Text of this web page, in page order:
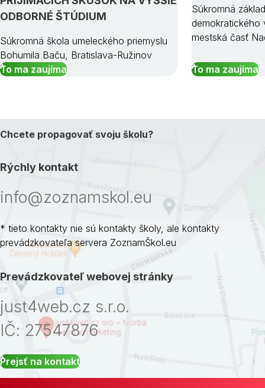
ODBORNÉ ŠTÚDIUM
Súkromná škola umeleckého priemyslu
Bohumila Baču, Bratislava-Ružinov
To ma zaujíma
Súkromná
demokratického
mestská časť
To ma zaujíma
Chcete propagovať svoju školu?
Rýchly kontakt
info@zoznamskol.eu
* tieto kontakty nie sú kontakty školy, ale kontakty
prevádzkovateľa servera ZoznamŠkol.eu
Prevádzkovateľ webovej stránky
just4web.cz s.r.o.
IČ: 27547876
Prejsť na kontakt